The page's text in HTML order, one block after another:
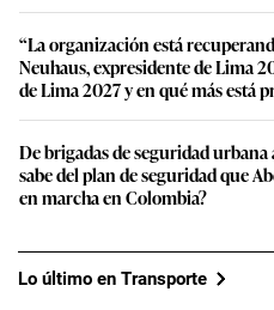
“La organización está
Neuhaus, expresidente de Lima
de Lima 2027 y en qué más está
De brigadas de seguridad
sabe del plan de seguridad que
en marcha en Colombia?
Lo último en Transporte